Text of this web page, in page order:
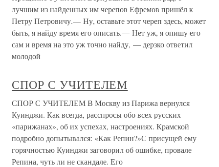
лучшим из найденных им черепов Ефремов пришёл к
Петру Петровичу.— Ну, оставьте этот череп здесь, может
быть, я найду время его описать.— Нет уж, я опишу его
сам и время на это уж точно найду, — дерзко ответил
молодой
СПОР С УЧИТЕЛЕМ
СПОР С УЧИТЕЛЕМ В Москву из Парижа вернулся
Куинджи. Как всегда, расспросы обо всех русских
«парижанах», об их успехах, настроениях. Крамской
подробно допытывался: «Как Репин?»С присущей ему
горячностью Куинджи заговорил об ошибке, провале
Репина, чуть ли не скандале. Его